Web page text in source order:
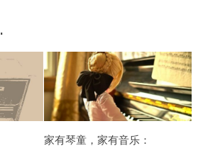
家有琴童，家有音乐：